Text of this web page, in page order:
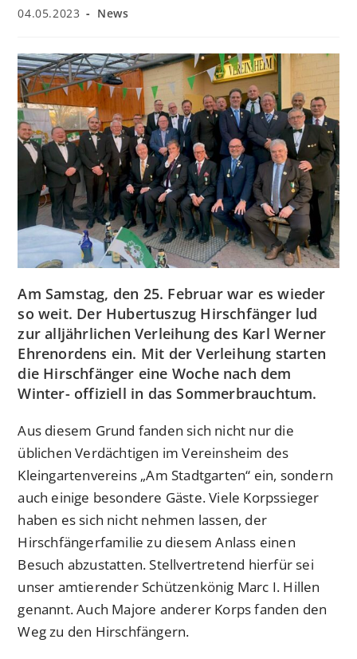
Beitrag
04.05.2023
Beitrags-
News
Am Samstag, den 25. Februar war es wieder
so weit. Der Hubertuszug Hirschfänger lud
zur alljährlichen Verleihung des Karl Werner
Ehrenordens ein. Mit der Verleihung starten
die Hirschfänger eine Woche nach dem
Winter- offiziell in das Sommerbrauchtum.
Aus diesem Grund fanden sich nicht nur die
üblichen Verdächtigen im Vereinsheim des
Kleingartenvereins „Am Stadtgarten“ ein, sondern
auch einige besondere Gäste. Viele Korpssieger
haben es sich nicht nehmen lassen, der
Hirschfängerfamilie zu diesem Anlass einen
Besuch abzustatten. Stellvertretend hierfür sei
unser amtierender Schützenkönig Marc I. Hillen
genannt. Auch Majore anderer Korps fanden den
Weg zu den Hirschfängern.